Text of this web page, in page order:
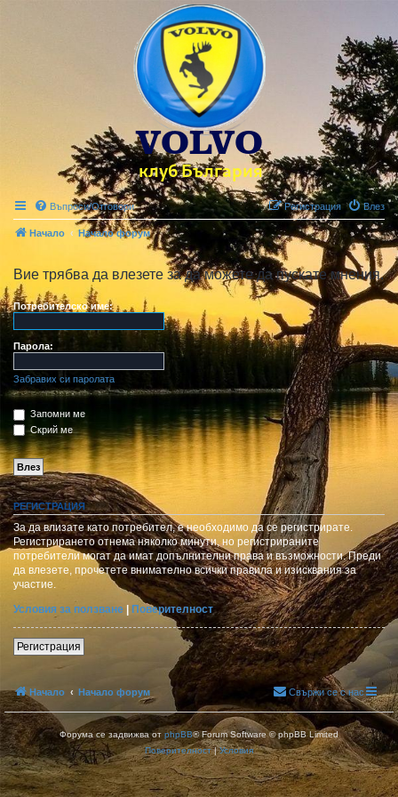
Въпроси/Отговори Влез
Регистрация
Начало Начало форум
Вие трябва да влезете за да можете да пускате мнения.
Потребителско име:
Парола:
Забравих си паролата
Запомни ме
Скрий ме
РЕГИСТРАЦИЯ
За да влизате като потребител, е необходимо да се регистрирате.
Регистрирането отнема няколко минути, но регистрираните
потребители могат да имат допълнителни права и възможности. Преди
да влезете, прочетете внимателно всички правила и изисквания за
участие.
Условия за ползване | Поверителност
Регистрация
Начало Начало форум Свържи се с нас
Форума се задвижва от phpBB® Forum Software © phpBB Limited
Поверителност|Условия